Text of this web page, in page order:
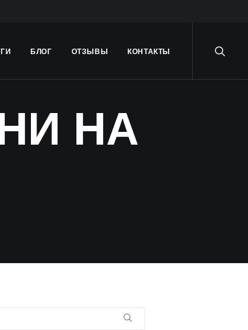
БЛОГ ОТЗЫВЫ КОНТАКТЫ
НА